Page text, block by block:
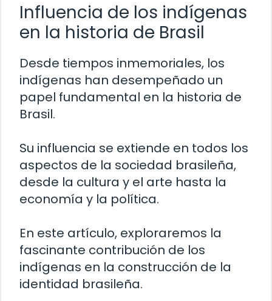
Influencia de los indígenas
en la historia de Brasil
Desde tiempos inmemoriales, los
indígenas han desempeñado un
papel fundamental en la historia de
Brasil.
Su influencia se extiende en todos los
aspectos de la sociedad brasileña,
desde la cultura y el arte hasta la
economía y la política.
En este artículo, exploraremos la
fascinante contribución de los
indígenas en la construcción de la
identidad brasileña.